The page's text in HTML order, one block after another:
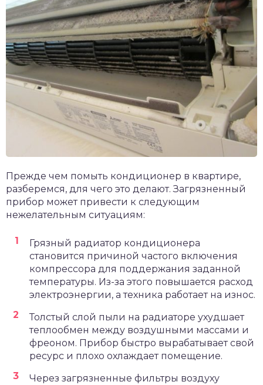
Прежде чем помыть кондиционер в квартире,
разберемся, для чего это делают. Загрязненный
прибор может привести к следующим
нежелательным ситуациям:
Грязный радиатор кондиционера
становится причиной частого включения
компрессора для поддержания заданной
температуры. Из-за этого повышается расход
электроэнергии, а техника работает на износ.
Толстый слой пыли на радиаторе ухудшает
теплообмен между воздушными массами и
фреоном. Прибор быстро вырабатывает свой
ресурс и плохо охлаждает помещение.
Через загрязненные фильтры воздуху